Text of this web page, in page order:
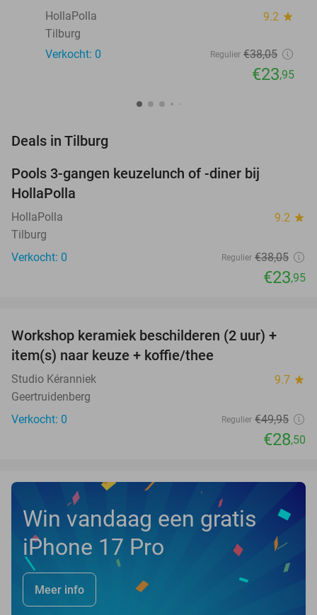
HollaPolla
9.2 star
Tilburg
Verkocht: 0
Regulier €38,05
€23,95
Deals in Tilburg
TODAY
Pools 3-gangen keuzelunch of -diner bij
HollaPolla
HollaPolla 9.2 star
Tilburg
Verkocht: 0
Regulier €38,05
€23,95
43%
TODAY
Workshop keramiek beschilderen (2 uur) +
item(s) naar keuze + koffie/thee
Studio Kéranniek 9.7 star
Geertruidenberg
Verkocht: 0
Regulier €49,95
€28,50
Win vandaag een gratis
iPhone 17 Pro
Meer info